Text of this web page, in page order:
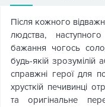
Після кожного
людства,
бажання чогось
будь-якій зрозумілій
справжні герої для
хрусткій печивинці
та оригінальне